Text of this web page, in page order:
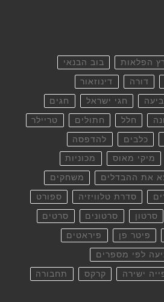
הפלאות בוב הבנאי
דורה דינוזאור
חגי ישראל חגים
חלל חתולים טריילר
כלבים להדפסה
מיקי מאוס מכוניות
את ההבדלים משחקים
סדרת טלוויזיה ספורט
סרטון סרטונים סרטים
פיטר פן פיראטים
לפי מספרים
ישירה קרקס תחבורה